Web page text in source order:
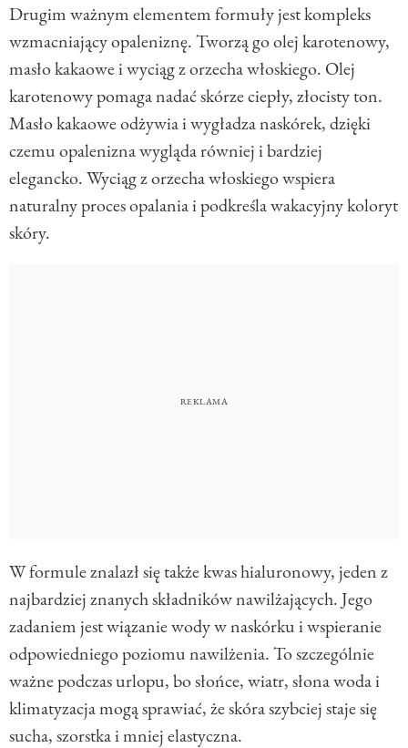
Drugim ważnym elementem formuły jest kompleks
wzmacniający opaleniznę. Tworzą go olej karotenowy,
masło kakaowe i wyciąg z orzecha włoskiego. Olej
karotenowy pomaga nadać skórze ciepły, złocisty ton.
Masło kakaowe odżywia i wygładza naskórek, dzięki
czemu opalenizna wygląda równiej i bardziej
elegancko. Wyciąg z orzecha włoskiego wspiera
naturalny proces opalania i podkreśla wakacyjny koloryt
skóry.
W formule znalazł się także kwas hialuronowy, jeden z
najbardziej znanych składników nawilżających. Jego
zadaniem jest wiązanie wody w naskórku i wspieranie
odpowiedniego poziomu nawilżenia. To szczególnie
ważne podczas urlopu, bo słońce, wiatr, słona woda i
klimatyzacja mogą sprawiać, że skóra szybciej staje się
sucha, szorstka i mniej elastyczna.